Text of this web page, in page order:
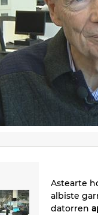
Astearte
albiste
datorren